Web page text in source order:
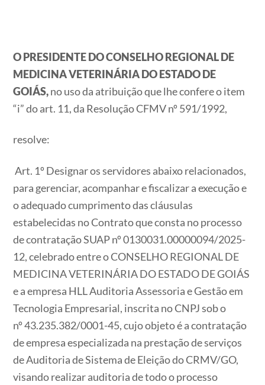
O PRESIDENTE DO CONSELHO REGIONAL DE
MEDICINA VETERINÁRIA DO ESTADO DE
GOIÁS,no uso da atribuição que lhe confere o item
“i” do art. 11, da Resolução CFMV nº 591/1992,
resolve:
Art. 1º Designar os servidores abaixo relacionados,
para gerenciar, acompanhar e fiscalizar a execução e
o adequado cumprimento das cláusulas
estabelecidas no Contrato que consta no processo
de contratação SUAP nº 0130031.00000094/2025-
12, celebrado entre o CONSELHO REGIONAL DE
MEDICINA VETERINÁRIA DO ESTADO DE GOIÁS
e a empresa HLL Auditoria Assessoria e Gestão em
Tecnologia Empresarial, inscrita no CNPJ sob o
nº 43.235.382/0001-45​​​​​​​​​​​​​​, cujo objeto é a contratação
de empresa especializada na prestação de serviços
de Auditoria de Sistema de Eleição do CRMV/GO,
visando realizar auditoria de todo o processo